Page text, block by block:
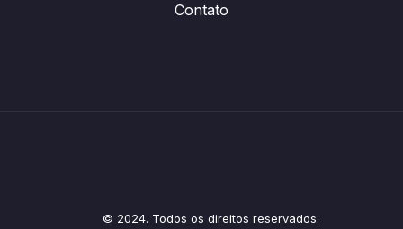
Contato
© 2024. Todos os direitos reservados.